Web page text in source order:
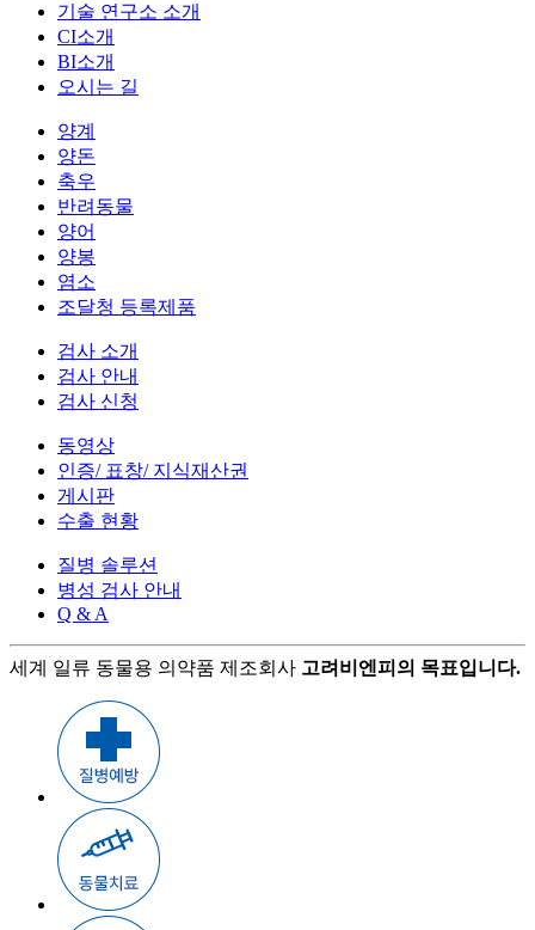
기술 연구소 소개
CI소개
BI소개
오시는 길
양계
양돈
축우
반려동물
양어
양봉
염소
조달청 등록제품
검사 소개
검사 안내
검사 신청
동영상
인증/ 표창/ 지식재산권
게시판
수출 현황
질병 솔루션
병성 검사 안내
Q & A
세계 일류 동물용 의약품 제조회사 고려비엔피의 목표입니다.